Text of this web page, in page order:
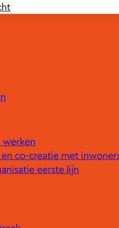
werken
co-creatie met
eerste lijn